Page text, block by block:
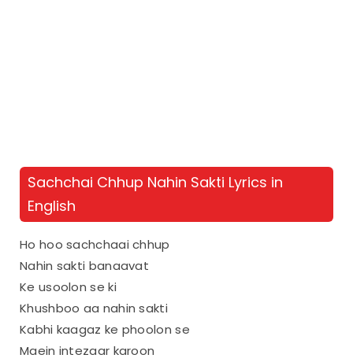
Sachchai Chhup Nahin Sakti Lyrics in
English
Ho hoo sachchaai chhup
Nahin sakti banaavat
Ke usoolon se ki
Khushboo aa nahin sakti
Kabhi kaagaz ke phoolon se
Maein intezaar karoon